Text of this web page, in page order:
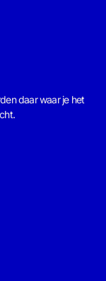
daar waar je het